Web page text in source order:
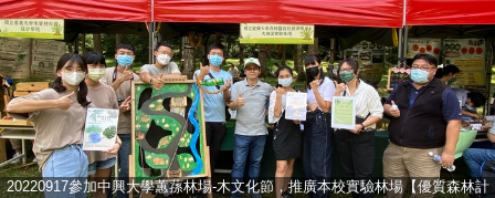
20220917參加中興大學蕙蓀林場-木文化節，推廣本校實驗林場【優質森林計